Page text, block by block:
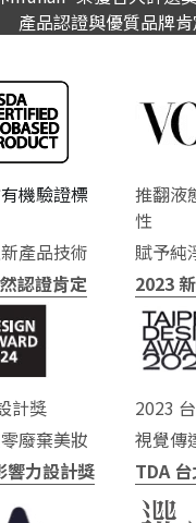
產品認證與優質品牌
機驗證標
產品技術
認證肯定
推翻液
性
賦予純
2023
計獎
廢棄美妝
響力設計獎
2023
視覺傳
TDA